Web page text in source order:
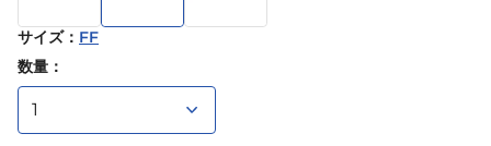
サイズ： FF
数量：